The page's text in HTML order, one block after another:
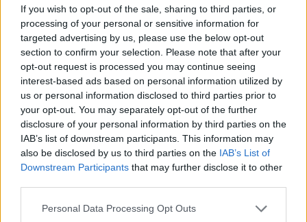
If you wish to opt-out of the sale, sharing to third parties, or
processing of your personal or sensitive information for
targeted advertising by us, please use the below opt-out
section to confirm your selection. Please note that after your
opt-out request is processed you may continue seeing
interest-based ads based on personal information utilized by
us or personal information disclosed to third parties prior to
your opt-out. You may separately opt-out of the further
disclosure of your personal information by third parties on the
IAB’s list of downstream participants. This information may
also be disclosed by us to third parties on the IAB’s List of
Downstream Participants that may further disclose it to other
Personal Data Processing Opt Outs
ΑΓΡΟΤΕΣ
Οι αποζημιώσεις των 38,1 εκατ.
ευρώ που τελικά είναι 20,5 εκατ.
ευρώ
Άγριο επικοινωνιακό παιχνίδι της
κυβέρνησης με τις ενισχύσεις
στους κτηνοτρόφους. Όλα όσα
πρέπει να γνωρίζετε για τις
αποζημιώσεις λόγω μη
ανασύστασης των κοπαδιών
ΑΓΡΟΤΕΣ
Ψίχουλα για τη βιοασφάλεια των
Περιφερειών
Μόνο στη Λέσβο έχουν δαπανηθεί
6.000.000 ευρώ μέσα σε